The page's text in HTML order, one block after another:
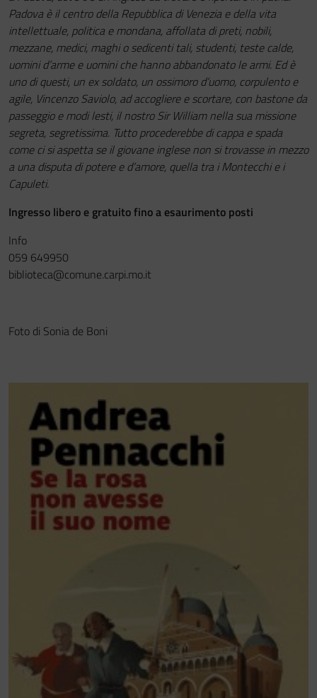
Padova è il centro della Repubblica di Venezia e della vita
intellettuale, politica e mondana, affollata di preti, nobili,
mezzane, medici, maghi o sedicenti tali, studenti, teste calde,
uomini d’arme e uomini che hanno abbandonato le armi. Ed è
uno di questi, un ex soldato, un ossimoro d’uomo, corpulento e
agile, Vincenzo Saviolo, ad accogliere e scortare, con bastone da
passeggio e modi lesti, il nostro Sir William nella sua missione
segreta, segretissima. Tutto procederebbe di cappa e spada
come ci si aspetta se il giovane inglese non si trovasse in mezzo
a una disputa di potere e d’amore, quella tra i Montecchi e i
Capuleti.
Ingresso libero e gratuito fino a esaurimento posti
Info
059 649950
biblioteca@comune.carpi.mo.it
Foto di Sonia de Boni